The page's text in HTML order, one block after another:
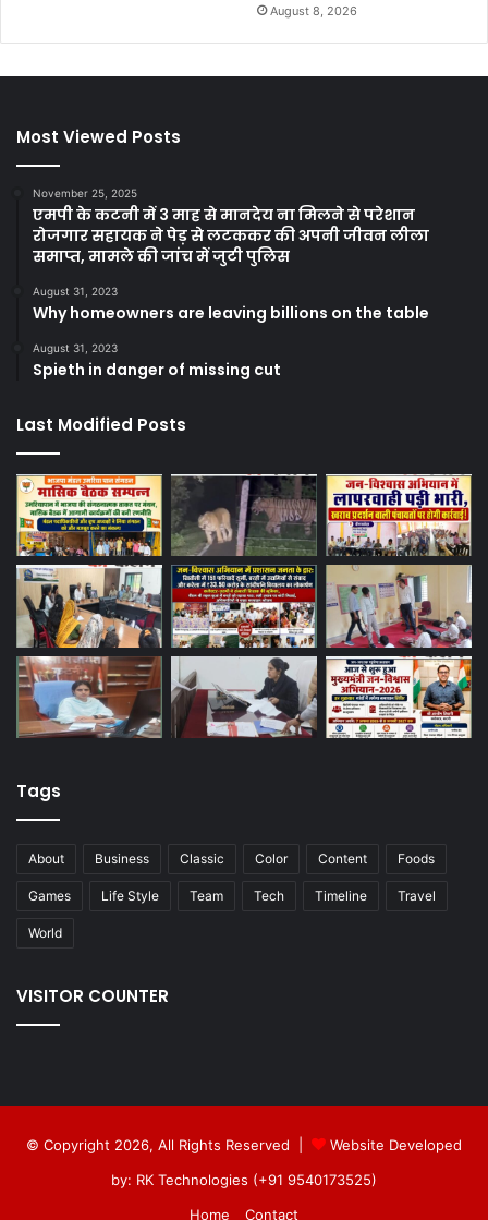
August 8, 2026
Most Viewed Posts
November 25, 2025
एमपी के कटनी में 3 माह से मानदेय ना मिलने से परेशान
रोजगार सहायक ने पेड़ से लटककर की अपनी जीवन लीला
समाप्त, मामले की जांच में जुटी पुलिस
August 31, 2023
Why homeowners are leaving billions on the table
August 31, 2023
Spieth in danger of missing cut
Last Modified Posts
Tags
About Business Classic Color Content Foods
Games Life Style Team Tech Timeline Travel
World
VISITOR COUNTER
© Copyright 2026, All Rights Reserved |
Website Developed
by: RK Technologies (+91 9540173525)
Home
Contact